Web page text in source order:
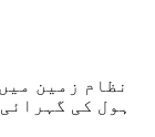
نظام زمین